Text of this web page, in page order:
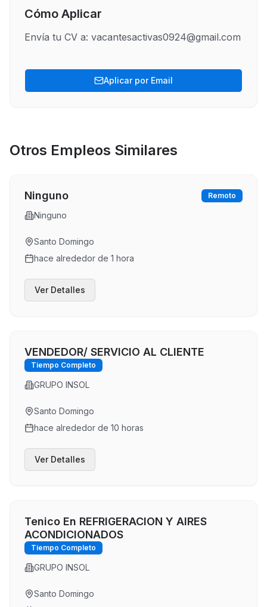
Cómo Aplicar
Envía tu CV a: vacantesactivas0924@gmail.com
Aplicar por Email
Otros Empleos Similares
Ninguno Remoto
Ninguno
Santo Domingo
hace alrededor de 1 hora
Ver Detalles
VENDEDOR/ SERVICIO AL CLIENTE
Tiempo Completo
GRUPO INSOL
Santo Domingo
hace alrededor de 10 horas
Ver Detalles
Tenico En REFRIGERACION Y AIRES
ACONDICIONADOS
Tiempo Completo
GRUPO INSOL
Santo Domingo